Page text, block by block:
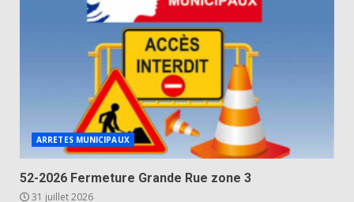
ARRETES MUNICIPAUX
52-2026 Fermeture Grande Rue zone 3
31 juillet 2026